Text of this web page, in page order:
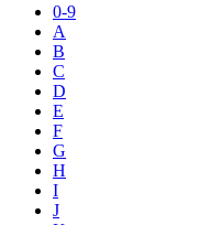
0-9
A
B
C
D
E
F
G
H
I
J